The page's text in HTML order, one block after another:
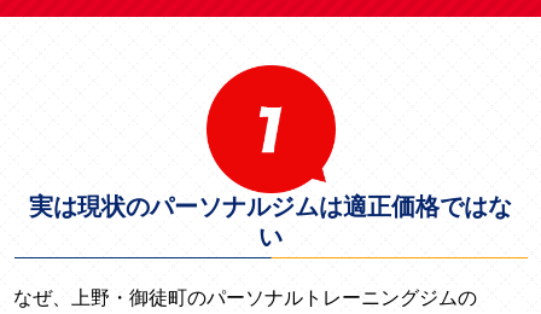
実は現状のパーソナルジムは適正価格ではな
い
なぜ、上野・御徒町のパーソナルトレーニングジムの